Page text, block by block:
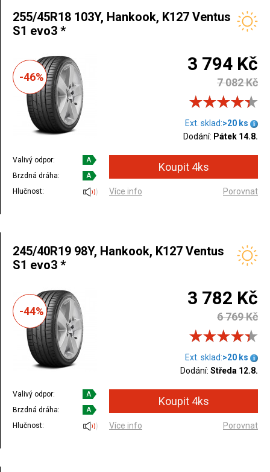
255/45R18 103Y, Hankook, K127 Ventus
S1 evo3 *
-46%
3 794 Kč
7 082 Kč
Ext. sklad:>20 ks
Dodání: Pátek 14.8.
Valivý odpor:
A
Brzdná dráha:
A
Hlučnost:
Více info Porovnat
245/40R19 98Y, Hankook, K127 Ventus
S1 evo3 *
-44%
3 782 Kč
6 769 Kč
Ext. sklad:>20 ks
Dodání: Středa 12.8.
Valivý odpor:
A
Brzdná dráha:
A
Hlučnost:
Více info Porovnat